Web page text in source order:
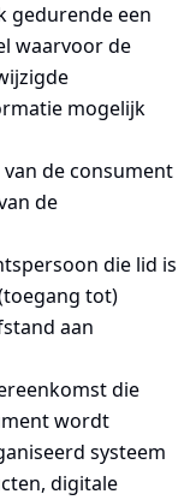
gedurende een
waarvoor de
mogelijk
de consument
de
die lid is
tot)
aan
die
wordt
systeem
digitale